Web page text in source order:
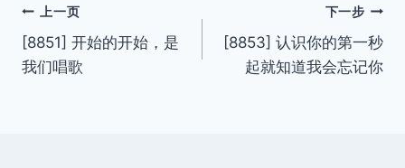
文
章
上一页
[8851] 开始的开始，是
我们唱歌
下一步
[8853] 认识你的第一秒
起就知道我会忘记你